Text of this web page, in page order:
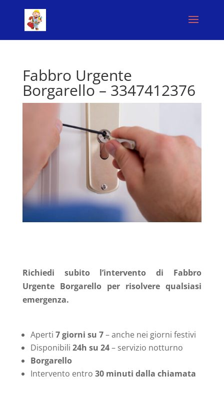
Fabbro Urgente
Borgarello – 3347412376
Richiedi subito l’intervento di Fabbro
Urgente Borgarello per risolvere qualsiasi
emergenza.
Aperti 7 giorni su 7– anche nei giorni festivi
Disponibili 24h su 24– servizio notturno
Borgarello
Intervento entro 30 minuti dalla chiamata